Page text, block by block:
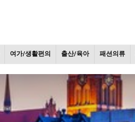
여가/생활편의 출산/육아 패션의류